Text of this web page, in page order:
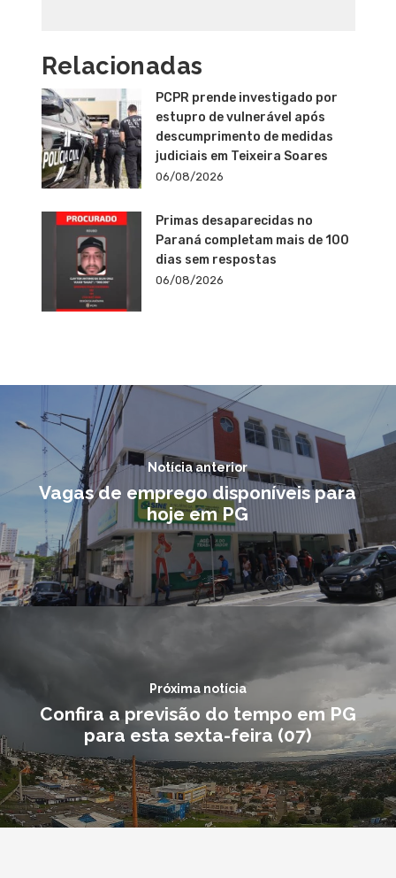
Relacionadas
PCPR prende investigado por
estupro de vulnerável após
descumprimento de medidas
judiciais em Teixeira Soares
06/08/2026
Primas desaparecidas no
Paraná completam mais de 100
dias sem respostas
06/08/2026
Notícia anterior
Vagas de emprego disponíveis para
hoje em PG
Próxima notícia
Confira a previsão do tempo em PG
para esta sexta-feira (07)